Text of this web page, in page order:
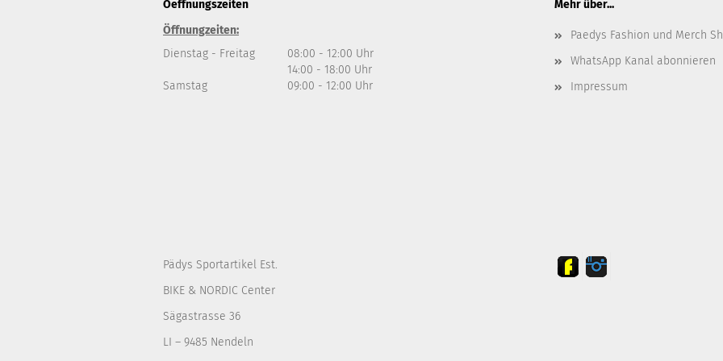
Oeffnungszeiten
Öffnungzeiten:
Dienstag - Freitag
08:00 - 12:00 Uhr
14:00 - 18:00 Uhr
Samstag
09:00 - 12:00 Uhr
Mehr über...
Paedys Fashion und Merch
WhatsApp Kanal abonnieren
Impressum
Pädys Sportartikel Est.
BIKE & NORDIC Center
Sägastrasse 36
LI – 9485 Nendeln